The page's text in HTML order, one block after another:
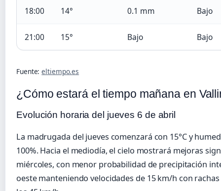
18:00 14° 0.1 mm Bajo
21:00 15° Bajo Bajo
Fuente:eltiempo.es
¿Cómo estará el tiempo mañana en
Evolución horaria del jueves 6 de abril
La madrugada del jueves comenzará con 15°C y
100%. Hacia el mediodía, el cielo mostrará mejoras
miércoles, con menor probabilidad de precipitación
oeste manteniendo velocidades de 15 km/h con